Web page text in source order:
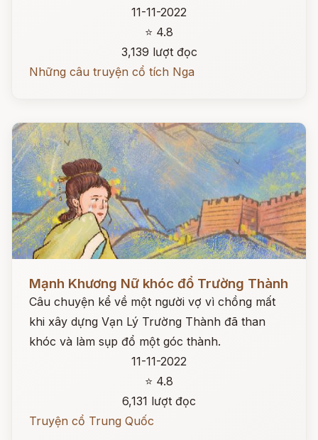
11-11-2022
⭐ 4.8
3,139 lượt đọc
Những câu truyện cổ tích Nga
Mạnh Khương Nữ khóc đổ Trường Thành
Câu chuyện kể về một người vợ vì chồng mất
khi xây dựng Vạn Lý Trường Thành đã than
khóc và làm sụp đổ một góc thành.
11-11-2022
⭐ 4.8
6,131 lượt đọc
Truyện cổ Trung Quốc